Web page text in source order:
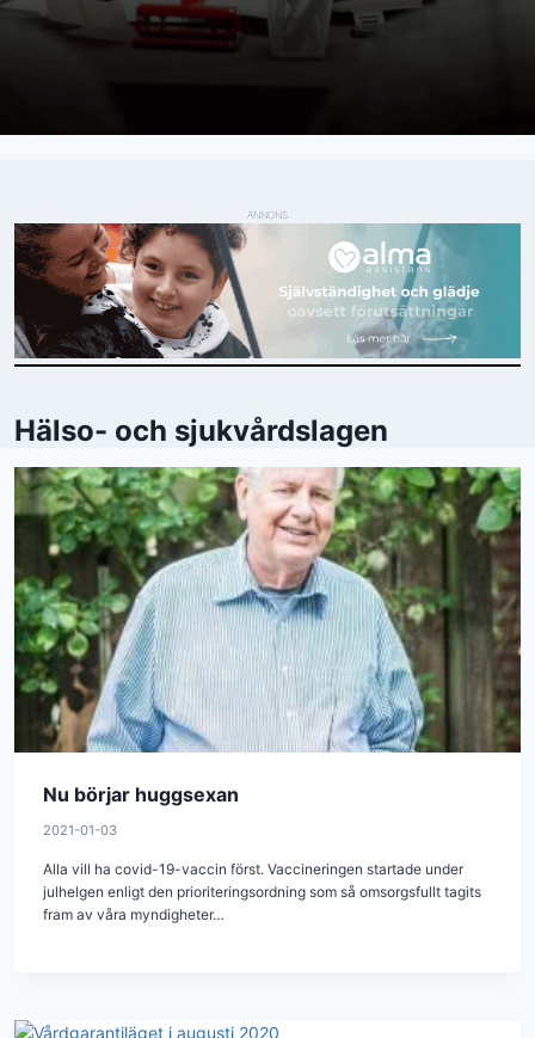
ANNONS
Hälso- och sjukvårdslagen
Nu börjar huggsexan
2021-01-03
Alla vill ha covid-19-vaccin först. Vaccineringen startade under
julhelgen enligt den prioriteringsordning som så omsorgsfullt tagits
fram av våra myndigheter…